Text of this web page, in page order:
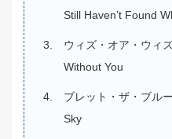
Still Haven’t Found
ウィズ・オア・ウィ
Without You
ブレット・ザ・ブル
Sky